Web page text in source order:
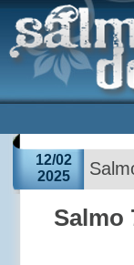
12/02
2025
Salmo